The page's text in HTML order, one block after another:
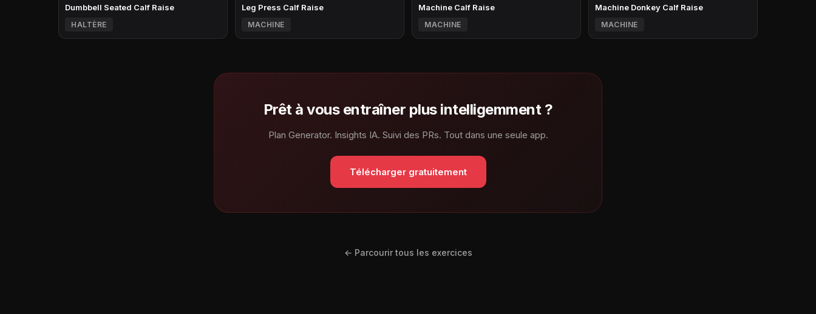
Dumbbell Seated Calf Raise
HALTÈRE
Leg Press Calf Raise
MACHINE
Machine Calf Raise
MACHINE
Machine Donkey Calf Raise
MACHINE
Prêt à vous entraîner plus intelligemment ?
Plan Generator. Insights IA. Suivi des PRs. Tout dans une seule app.
Télécharger gratuitement
← Parcourir tous les exercices